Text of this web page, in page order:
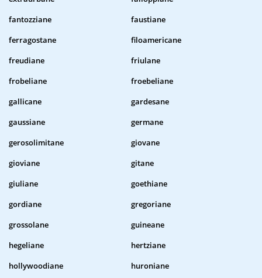
fantozziane
faustiane
ferragostane
filoamericane
freudiane
friulane
frobeliane
froebeliane
gallicane
gardesane
gaussiane
germane
gerosolimitane
giovane
gioviane
gitane
giuliane
goethiane
gordiane
gregoriane
grossolane
guineane
hegeliane
hertziane
hollywoodiane
huroniane